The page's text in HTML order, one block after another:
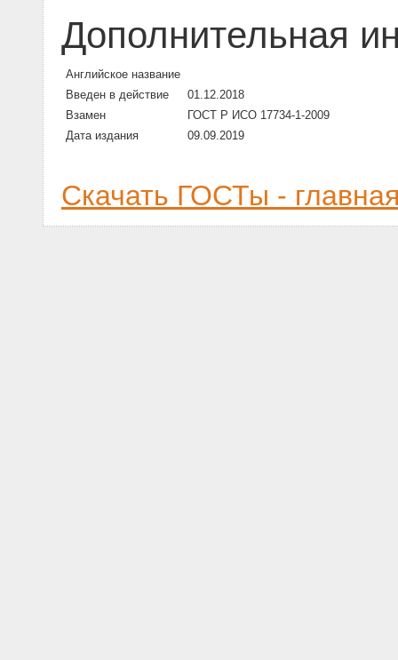
Дополнительная
Английское название
Введен в действие
01.12.2018
Взамен
ГОСТ Р ИСО 17734-1-2009
Дата издания
09.09.2019
Скачать ГОСТы -